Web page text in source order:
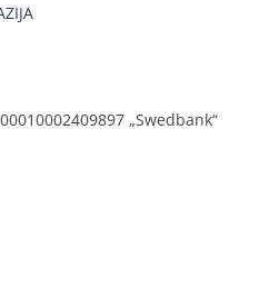
„Swedbank“